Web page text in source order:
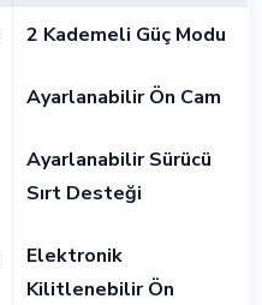
2 Kademeli Güç Modu
Ayarlanabilir Ön Cam
Ayarlanabilir Sürücü
Sırt Desteği
Elektronik
Kilitlenebilir Ön